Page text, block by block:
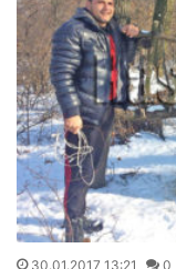
30.01.2017 13:21 0